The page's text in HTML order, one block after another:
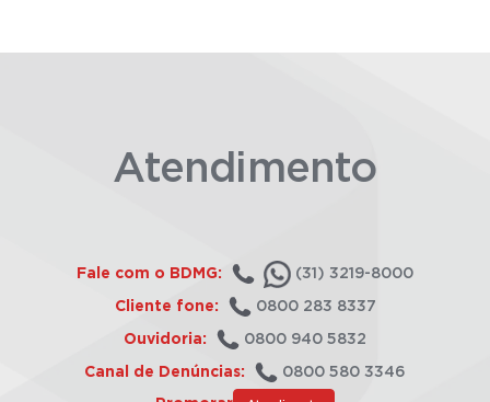
Atendimento
Fale com o BDMG: (31) 3219-8000
Cliente fone: 0800 283 8337
Ouvidoria: 0800 940 5832
Canal de Denúncias: 0800 580 3346